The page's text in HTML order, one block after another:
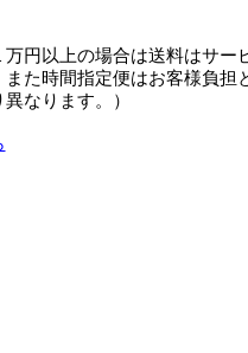
円以上の場合は送料はサー
た時間指定便はお客様負担
なります。）